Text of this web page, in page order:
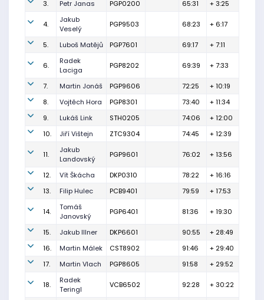
3. Petr Janas PGP0200 65:31 + 3:25
4.
Jakub
Veselý
PGP9503 68:23 + 6:17
5. Luboš Matějů PGP7601 69:17 + 7:11
6.
Radek
Laciga
PGP8202 69:39 + 7:33
7. Martin Jonáš PGP9606 72:25
+ 10:19
8.
Vojtěch Hora PGP8301 73:40
+ 11:34
9.
Lukáš Link STH0205 74:06
+ 12:00
10.
Jiří Vištejn ZTC9304 74:45 + 12:39
11.
Jakub
Landovský
PGP9601 76:02 + 13:56
12. Vít Škácha DKP0310 78:22
+ 16:16
13.
Filip Hulec PCB9401 79:59 + 17:53
14.
Tomáš
Janovský
PGP6401 81:36 + 19:30
15. Jakub Illner DKP6601 90:55
+ 28:49
16.
Martin Málek CST8902 91:46
+ 29:40
17.
Martin Vlach PGP8605 91:58 + 29:52
18.
Radek
Teringl
VCB6502 92:28 + 30:22